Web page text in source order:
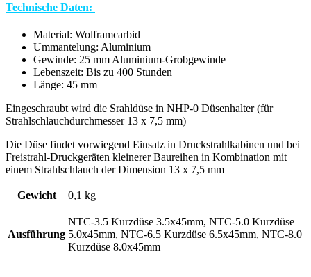
Technische Daten:
Material: Wolframcarbid
Ummantelung: Aluminium
Gewinde: 25 mm Aluminium-Grobgewinde
Lebenszeit: Bis zu 400 Stunden
Länge: 45 mm
Eingeschraubt wird die Srahldüse in NHP-0 Düsenhalter (für
Strahlschlauchdurchmesser 13 x 7,5 mm)
Die Düse findet vorwiegend Einsatz in Druckstrahlkabinen und bei
Freistrahl-Druckgeräten kleinerer Baureihen in Kombination mit
einem Strahlschlauch der Dimension 13 x 7,5 mm
Gewicht 0,1 kg
Ausführung
NTC-3.5 Kurzdüse 3.5x45mm, NTC-5.0 Kurzdüse
5.0x45mm, NTC-6.5 Kurzdüse 6.5x45mm, NTC-8.0
Kurzdüse 8.0x45mm